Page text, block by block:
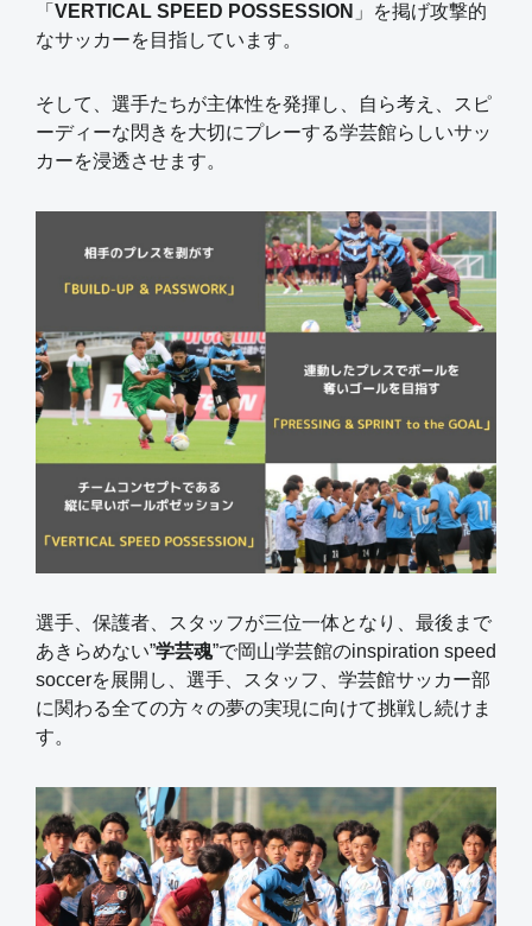
「 VERTICAL SPEED POSSESSION 」を掲げ攻撃的
なサッカーを目指しています。
そして、選手たちが主体性を発揮し、自ら考え、スピ
ーディーな閃きを大切にプレーする学芸館らしいサッ
カーを浸透させます。
選手、保護者、スタッフが三位一体となり、最後まで
あきらめない”学芸魂”で岡山学芸館のinspiration speed
soccerを展開し、選手、スタッフ、学芸館サッカー部
に関わる全ての方々の夢の実現に向けて挑戦し続けま
す。